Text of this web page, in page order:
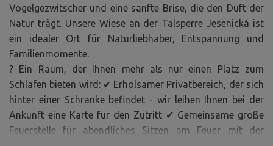
Vogelgezwitscher und eine sanfte Brise, die den Duft der
Natur trägt. Unsere Wiese an der Talsperre Jesenická ist
ein idealer Ort für Naturliebhaber, Entspannung und
Familienmomente.
? Ein Raum, der Ihnen mehr als nur einen Platz zum
Schlafen bieten wird: ✔ Erholsamer Privatbereich, der sich
hinter einer Schranke befindet - wir leihen Ihnen bei der
Ankunft eine Karte für den Zutritt ✔ Gemeinsame große
Feuerstelle für abendliches Sitzen am Feuer mit der